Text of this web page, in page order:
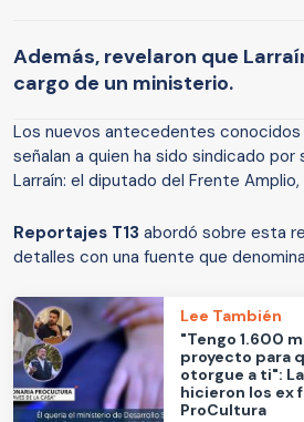
Además, revelaron que
cargo de un ministerio.
Los nuevos antecedentes conocidos
señalan a quien ha sido sindicado
Larraín: el diputado del Frente Amplio,
Reportajes T13 abordó sobre esta
detalles con una fuente que
Lee También
"Tengo 1.600
proyecto para
otorgue a ti":
hicieron los ex
ProCultura